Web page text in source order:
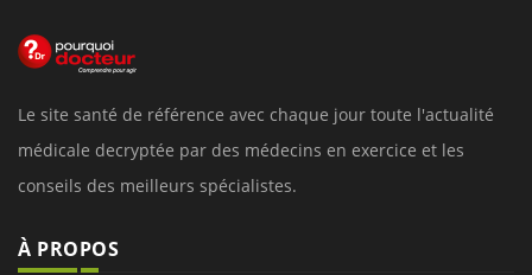
Le site santé de référence avec chaque jour toute l'actualité
médicale decryptée par des médecins en exercice et les
conseils des meilleurs spécialistes.
À PROPOS